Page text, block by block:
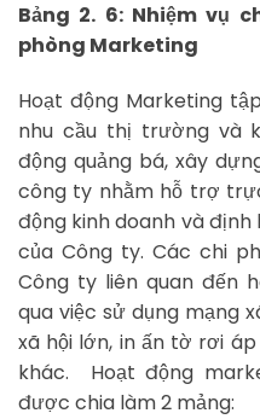
Bảng 2. 6: Nhiệm vụ
phòng Marketing
Hoạt động Marketing
nhu cầu thị trường và
động quảng bá, xây
công ty nhằm hỗ trợ
động kinh doanh và
của Công ty. Các chi
Công ty liên quan đến
qua việc sử dụng mạng
xã hội lớn, in ấn tờ rơi
khác. Hoạt động
được chia làm 2 mảng: